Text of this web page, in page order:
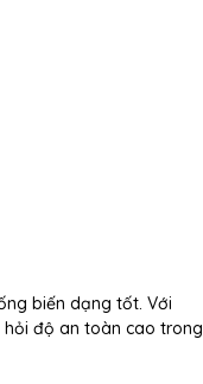
biến dạng tốt. Với
hỏi độ an toàn cao trong